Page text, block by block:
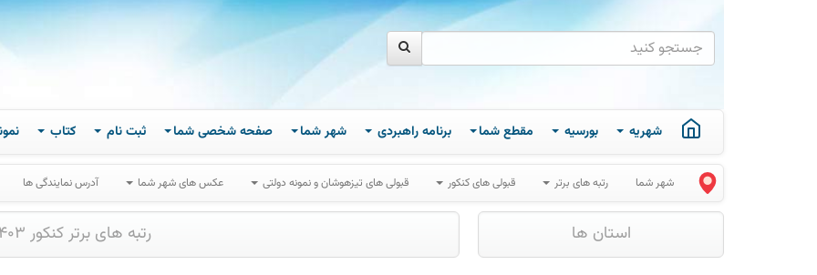
شهریه بورسیه مقطع شما برنامه راهبردی شهر شما صفحه شخصی شما ثبت نام کتاب
شهر شما رتبه های برتر قبولی های کنکور قبولی های تیزهوشان و نمونه دولتی عکس های شهر شما آدرس نمایندگی ها
استان ها رتبه های برتر کنکور 1403